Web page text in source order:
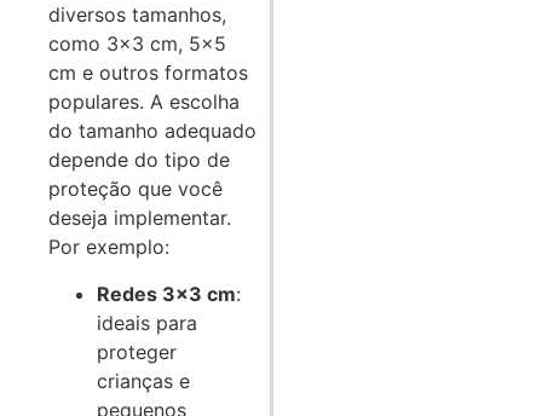
diversos tamanhos,
como 3x3 cm, 5x5
cm e outros formatos
populares. A escolha
do tamanho adequado
depende do tipo de
proteção que você
deseja implementar.
Por exemplo:
Redes 3x3 cm:
ideais para
proteger
crianças e
pequenos